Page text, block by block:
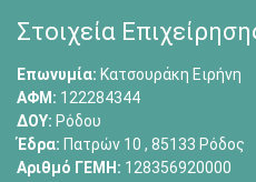
Στοιχεία
Επωνυμία: Κατσουράκη Ειρήνη
ΑΦΜ: 122284344
ΔΟΥ: Ρόδου
Έδρα: Πατρών 10 , 85133 Ρόδος
Αριθμό ΓΕΜΗ: 128356920000